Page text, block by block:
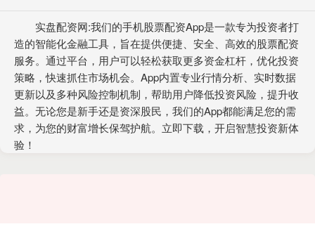
实盘配资网:我们的手机股票配资App是一款专为投资者打
造的智能化金融工具，旨在提供便捷、安全、高效的股票配资
服务。通过平台，用户可以轻松获取更多资金杠杆，优化投资
策略，快速抓住市场机会。App内置专业行情分析、实时数据
更新以及多种风险控制机制，帮助用户降低投资风险，提升收
益。无论您是新手还是资深股民，我们的App都能满足您的需
求，为您的财富增长保驾护航。立即下载，开启智慧投资新体
验！